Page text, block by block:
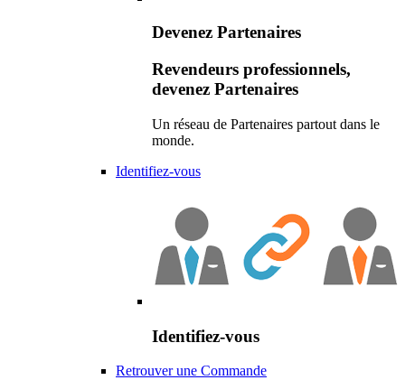
Devenez Partenaires
Revendeurs professionnels,
devenez Partenaires
Un réseau de Partenaires partout dans le
monde.
Identifiez-vous
Identifiez-vous
Retrouver une Commande